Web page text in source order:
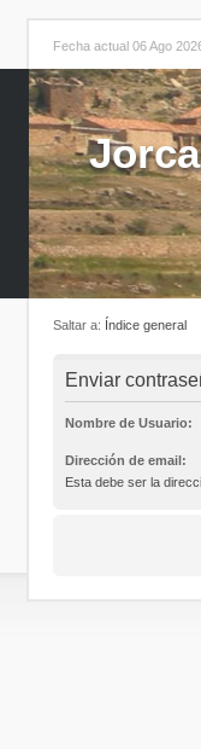
Fecha actual 06 Ago
Saltar a: Índice general
Enviar
Nombre de Usuario:
Dirección de email:
Esta debe ser la